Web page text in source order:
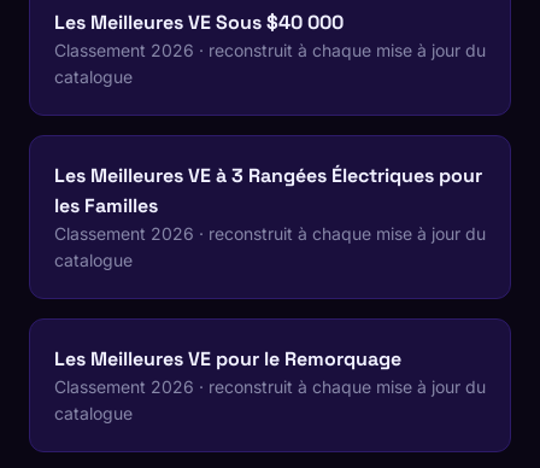
Les Meilleures VE Sous $40 000
Classement 2026 · reconstruit à chaque mise à jour du
catalogue
Les Meilleures VE à 3 Rangées Électriques pour
les Familles
Classement 2026 · reconstruit à chaque mise à jour du
catalogue
Les Meilleures VE pour le Remorquage
Classement 2026 · reconstruit à chaque mise à jour du
catalogue